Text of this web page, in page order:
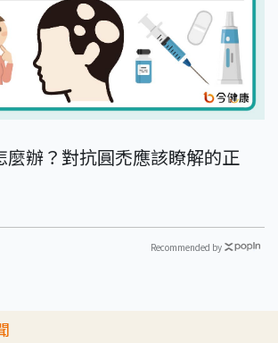
麼辦？對抗圓禿應該瞭解的正
Recommended by